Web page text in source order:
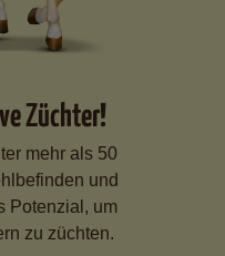
Züchter!
mehr als 50
und
Potenzial, um
zu züchten.